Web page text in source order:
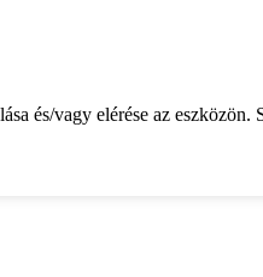
és/vagy elérése az eszközön.